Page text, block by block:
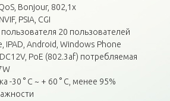
Bonjour, 802,1x
PSIA, CGI
20 пользователей
IPAD, Android, Windows Phone
PoE (802.3af) потребляемая
-30 ° C ~ + 60 ° C, менее 95%